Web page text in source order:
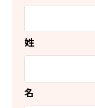
姓
名